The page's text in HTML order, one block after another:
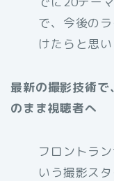
で、今後の
けたらと思い
最新の撮影技術
のまま視聴者へ
フロントラ
いう撮影ス